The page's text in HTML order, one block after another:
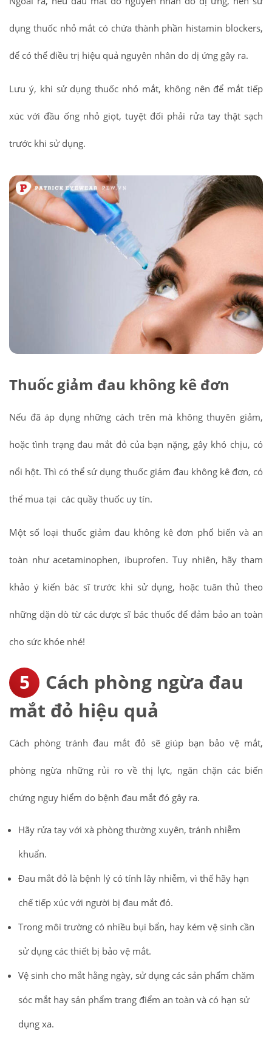
dụng thuốc nhỏ mắt có chứa thành phần histamin blockers,
để có thể điều trị hiệu quả nguyên nhân do dị ứng gây ra.
Lưu ý, khi sử dụng thuốc nhỏ mắt, không nên để mắt tiếp
xúc với đầu ống nhỏ giọt, tuyệt đối phải rửa tay thật sạch
trước khi sử dụng.
Thuốc giảm đau không kê đơn
Nếu đã áp dụng những cách trên mà không thuyên giảm,
hoặc tình trạng đau mắt đỏ của bạn nặng, gây khó chịu, có
nổi hột. Thì có thể sử dụng thuốc giảm đau không kê đơn, có
thể mua tại các quầy thuốc uy tín.
Một số loại thuốc giảm đau không kê đơn phổ biến và an
toàn như acetaminophen, ibuprofen. Tuy nhiên, hãy tham
khảo ý kiến bác sĩ trước khi sử dụng, hoặc tuân thủ theo
những dặn dò từ các dược sĩ bác thuốc để đảm bảo an toàn
cho sức khỏe nhé!
Cách phòng ngừa đau
mắt đỏ hiệu quả
Cách phòng tránh đau mắt đỏ sẽ giúp bạn bảo vệ mắt,
phòng ngừa những rủi ro về thị lực, ngăn chặn các biến
chứng nguy hiểm do bệnh đau mắt đỏ gây ra.
Hãy rửa tay với xà phòng thường xuyên, tránh nhiễm
khuẩn.
Đau mắt đỏ là bệnh lý có tính lây nhiễm, vì thế hãy hạn
chế tiếp xúc với người bị đau mắt đỏ.
Trong môi trường có nhiều bụi bẩn, hay kém vệ sinh cần
sử dụng các thiết bị bảo vệ mắt.
Vệ sinh cho mắt hằng ngày, sử dụng các sản phẩm chăm
sóc mắt hay sản phẩm trang điểm an toàn và có hạn sử
dụng xa.